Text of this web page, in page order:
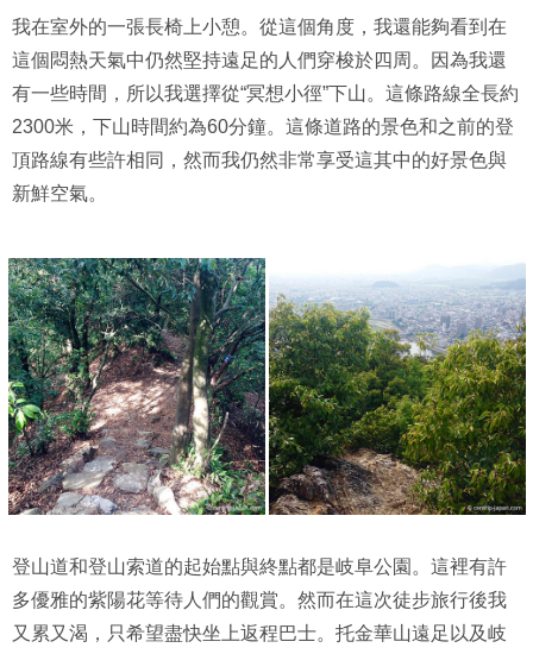
我在室外的一張長椅上小憩。從這個角度，我還能夠看到在
這個悶熱天氣中仍然堅持遠足的人們穿梭於四周。因為我還
有一些時間，所以我選擇從“冥想小徑”下山。這條路線全長約
2300米，下山時間約為60分鐘。這條道路的景色和之前的登
頂路線有些許相同，然而我仍然非常享受這其中的好景色與
新鮮空氣。
登山道和登山索道的起始點與終點都是岐阜公園。這裡有許
多優雅的紫陽花等待人們的觀賞。然而在這次徒步旅行後我
又累又渴，只希望盡快坐上返程巴士。托金華山遠足以及岐